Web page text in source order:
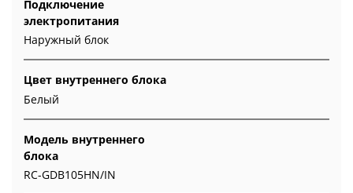
Подключение
электропитания
Наружный блок
Цвет внутреннего блока
Белый
Модель внутреннего
блока
RC-GDB105HN/IN